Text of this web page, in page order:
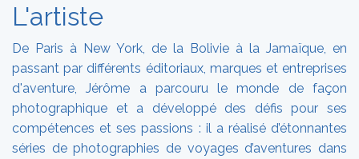
L'artiste
De Paris à New York, de la Bolivie à la Jamaïque, en
passant par différents éditoriaux, marques et entreprises
d'aventure, Jérôme a parcouru le monde de façon
photographique et a développé des défis pour ses
compétences et ses passions : il a réalisé d’étonnantes
séries de photographies de voyages d’aventures dans